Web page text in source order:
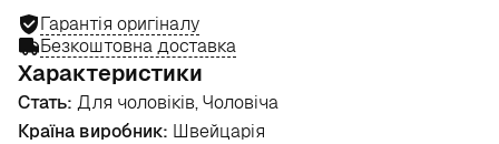
Гарантія оригіналу
Безкоштовна доставка
Характеристики
Стать: Для чоловіків, Чоловіча
Країна виробник: Швейцарія